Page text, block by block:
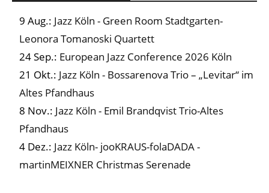
9 Aug.: Jazz Köln - Green Room Stadtgarten-
Leonora Tomanoski Quartett
24 Sep.: European Jazz Conference 2026 Köln
21 Okt.: Jazz Köln - Bossarenova Trio – „Levitar“ im
Altes Pfandhaus
8 Nov.: Jazz Köln - Emil Brandqvist Trio-Altes
Pfandhaus
4 Dez.: Jazz Köln- jooKRAUS-folaDADA -
martinMEIXNER Christmas Serenade